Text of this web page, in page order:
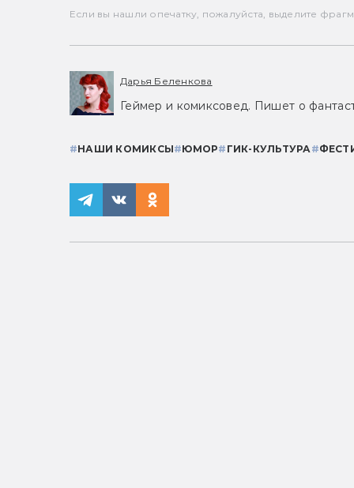
Если вы нашли опечатку, пожалуйста, выделите
Дарья Беленкова
Геймер и комиксовед. Пишет о
#НАШИ КОМИКСЫ#ЮМОР# ГИК-КУЛЬТУРА#